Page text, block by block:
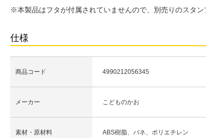
※本製品はフタが付属されていませんので、別売りのスタ
仕様
商品コード 4990212056345
メーカー こどものかお
素材・原材料 ABS樹脂、バネ、ポリエチレン